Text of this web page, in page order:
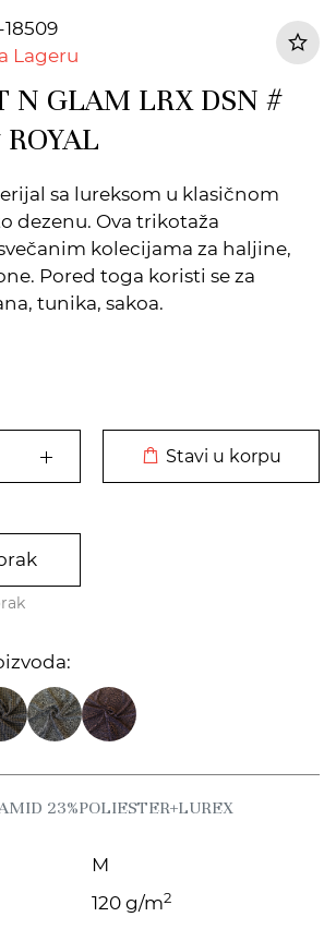
18509
Lageru
N GLAM LRX DSN #
sa lureksom u klasičnom
dezenu. Ova trikotaža
kolecijama za haljine,
Pored toga koristi se za
tunika, sakoa.
Stavi u korpu
23%POLIESTER+LUREX
M
120 g/m2